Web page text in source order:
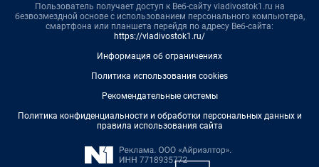
Пользователь получает доступ к Веб-сайту vladivostok1.ru на
безвозмездной основе с использованием персонального компьютера,
смартфона или планшета перейдя по адресу Веб-сайта:
https://vladivostok1.ru/
Информация об ограничениях
Политика использования cookies
Рекомендательные системы
Политика конфиденциальности и обработки персональных данных и
правила использования сайта